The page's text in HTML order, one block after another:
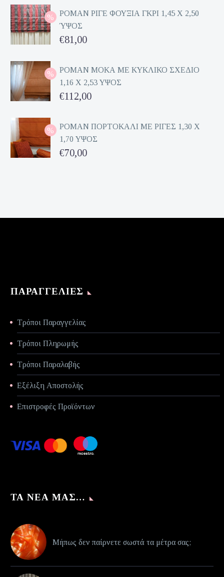
ΡΟΜΑΝ ΡΙΓΕ ΦΟΥΞΙΑ ΓΚΡΙ 1,45 Χ 2,50
ΎΨΟΣ
Original
was:
€162,00.
€81,00
τρέχουσα
τιμή
είναι:
ΡΟΜΑΝ ΜΟΚΑ ΜΕ ΚΥΚΛΙΚΟ ΣΧΕΔΙΟ
1,16 Χ 2,53 ΥΨΟΣ
Original
was:
€224,00.
€112,00
τρέχουσα
τιμή
είναι:
ΡΟΜΑΝ ΠΟΡΤΟΚΑΛΙ ΜΕ ΡΙΓΕΣ 1,30 Χ
1,70 ΥΨΟΣ
Original
€70,00
ΠΑΡΑΓΓΕΛΊΕΣ
Τρόποι Παραγγελίας
Τρόποι Πληρωμής
Τρόποι Παραλαβής
Εξέλιξη Αποστολής
Επιστροφές Προϊόντων
ΤΑ ΝΈΑ ΜΑΣ…
Μήπως δεν παίρνετε σωστά τα μέτρα σας;